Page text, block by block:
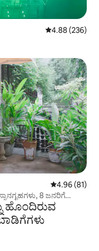
5 ರಲ್ಲಿ 4.88
4.88 (236)
5 ರಲ್ಲಿ 4.96
4.96 (81)
8 ಜನರಿಗೆ
ಹೊಂದಿರುವ